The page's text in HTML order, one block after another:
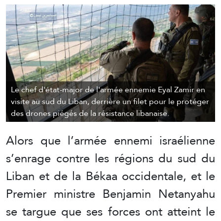
Le chef d'état-major de l'armée ennemie Eyal Zamir en
visite au sud du Liban, derrière un filet pour le protéger
des drones piégés de la résistance libanaise.
Alors que l’armée ennemi israélienne
s’enrage contre les régions du sud du
Liban et de la Békaa occidentale, et le
Premier ministre Benjamin Netanyahu
se targue que ses forces ont atteint le